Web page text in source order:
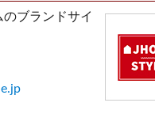
のブランドサイ